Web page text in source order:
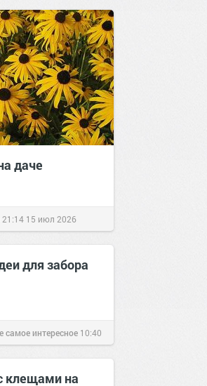
даче
21:14 15 июл 2026
для забора
самое интересное 10:40
клещами на